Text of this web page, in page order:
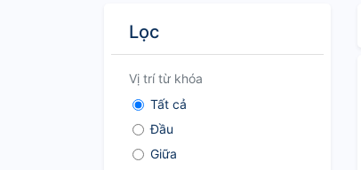
Lọc
Vị trí từ khóa
Tất cả
Đầu
Giữa